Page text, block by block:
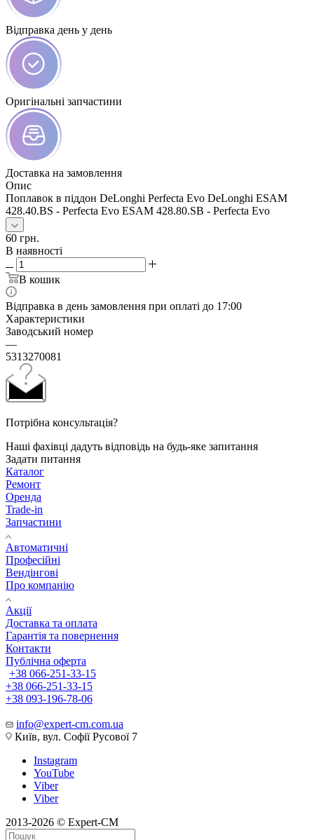
Відправка день у день
Оригінальні запчастини
Доставка на замовлення
Опис
Поплавок в піддон DeLonghi Perfecta Evo DeLonghi ESAM
428.40.BS - Perfecta Evo ESAM 428.80.SB - Perfecta Evo
60 грн.
В наявності
В кошик
Відправка в день замовлення при оплаті до 17:00
Характеристики
Заводський номер
—
5313270081
Потрібна консультація?
Наші фахівці дадуть відповідь на будь-яке запитання
Задати питання
Каталог
Ремонт
Оренда
Trade-in
Запчастини
Автоматичні
Професійні
Вендінгові
Про компанію
Акції
Доставка та оплата
Гарантія та повернення
Контакти
Публічна оферта
+38 066-251-33-15
+38 066-251-33-15
+38 093-196-78-06
info@expert-cm.com.ua
Київ, вул. Софії Русової 7
Instagram
YouTube
Viber
Viber
2013-2026 © Expert-CM